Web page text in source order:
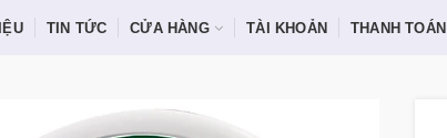
TIN TỨC CỬA HÀNG TÀI KHOẢN THANH TOÁN